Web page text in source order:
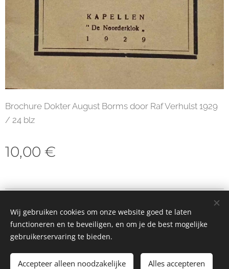
Brochure Dokter August Borms door Raf Verhulst 1929
/ 24 blz
10,00 €
Toevoegen aan de winkelwagen
Cookies
Wij gebruiken cookies om onze website goed te laten
functioneren en te beveiligen, en om je de best mogelijke
gebruikerservaring te bieden.
Accepteer alleen noodzakelijke Alles accepteren